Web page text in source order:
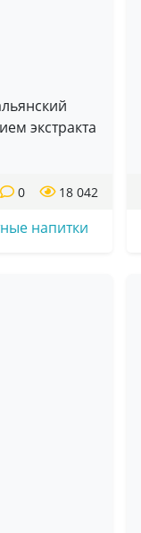
экстракта
18 042
0
напитки